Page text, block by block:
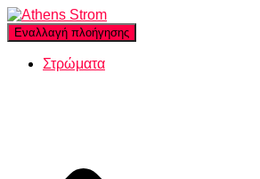
Εναλλαγή πλοήγησης
Στρώματα